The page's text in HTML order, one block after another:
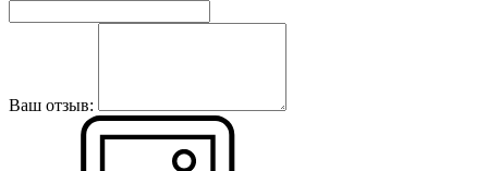
Ваш отзыв: